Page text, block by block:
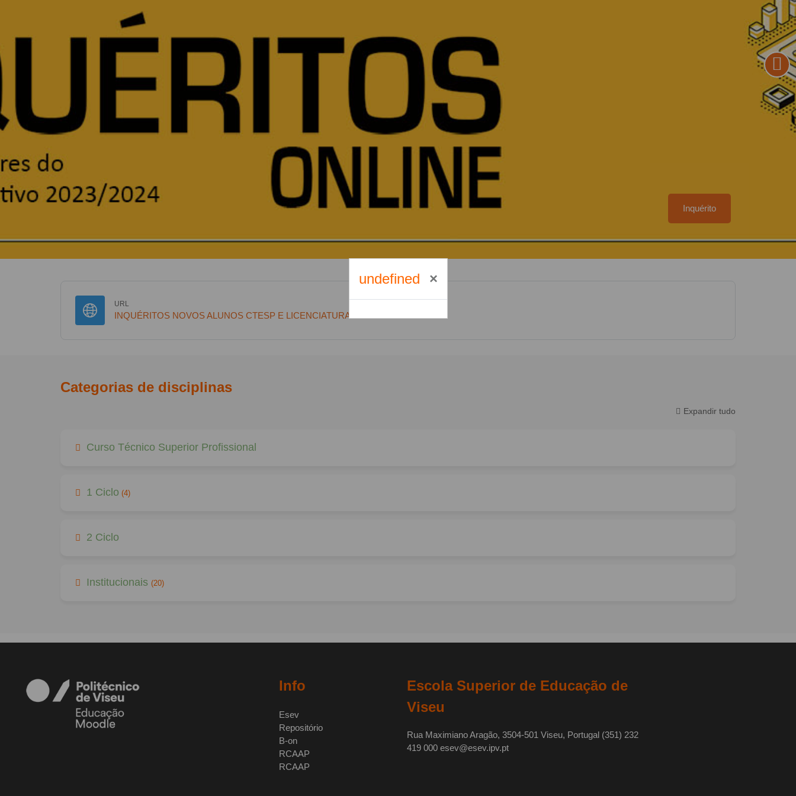
Inquérito
URL
INQUÉRITOS NOVOS ALUNOS CTESP E LICENCIATURAS
Categorias de disciplinas
Expandir tudo
Curso Técnico Superior Profissional
1 Ciclo (4)
2 Ciclo
Institucionais (20)
Info
Esev
Repositório
B-on
RCAAP
RCAAP
Escola Superior de Educação de
Viseu
Rua Maximiano Aragão, 3504-501 Viseu, Portugal (351) 232
419 000 esev@esev.ipv.pt
undefined